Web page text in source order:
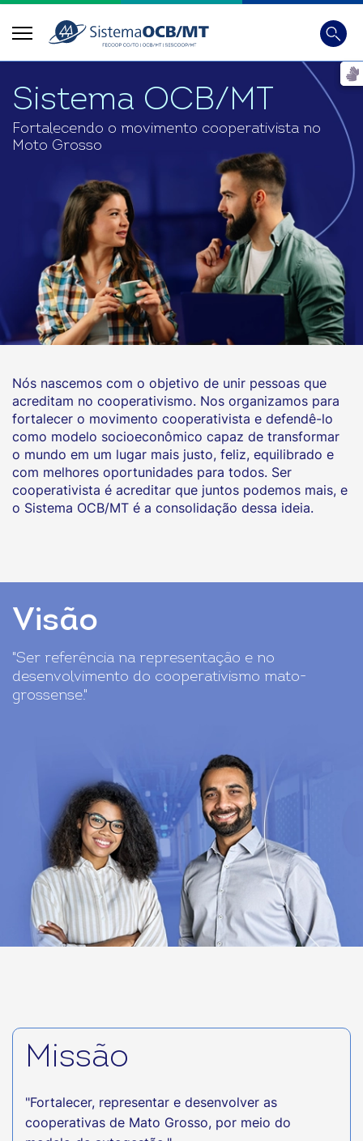
Busca
Digite
Sistema OCB/MT
Fortalecendo o movimento cooperativista no
Moto Grosso
Nós nascemos com o objetivo de unir pessoas que
acreditam no cooperativismo. Nos organizamos para
fortalecer o movimento cooperativista e defendê-lo
como modelo socioeconômico capaz de transformar
o mundo em um lugar mais justo, feliz, equilibrado e
com melhores oportunidades para todos. Ser
cooperativista é acreditar que juntos podemos mais, e
o Sistema OCB/MT é a consolidação dessa ideia.
Visão
"Ser referência na representação e no
desenvolvimento do cooperativismo mato-
grossense."
Missão
"Fortalecer, representar e desenvolver as
cooperativas de Mato Grosso, por meio do